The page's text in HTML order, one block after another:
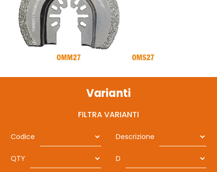
Varianti
FILTRA VARIANTI
Codice Descrizione
QTY D